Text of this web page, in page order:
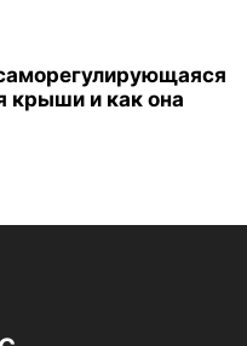
крыши и как она